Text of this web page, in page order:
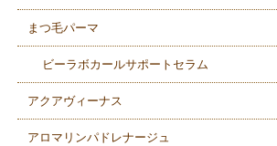
まつ毛パーマ
ビーラボカールサポートセラム
アクアヴィーナス
アロマリンパドレナージュ